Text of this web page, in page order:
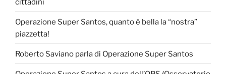
cittadini
Operazione Super Santos, quanto è bella la “nostra”
piazzetta!
Roberto Saviano parla di Operazione Super Santos